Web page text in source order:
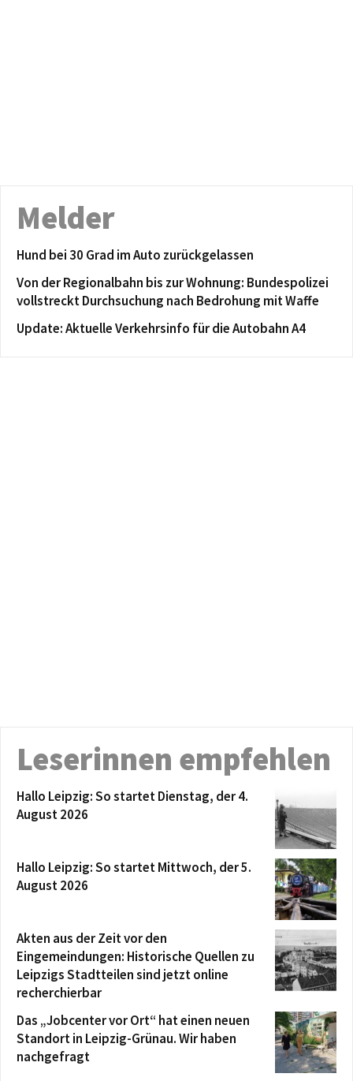
Melder
Hund bei 30 Grad im Auto zurückgelassen
Von der Regionalbahn bis zur Wohnung: Bundespolizei
vollstreckt Durchsuchung nach Bedrohung mit Waffe
Update: Aktuelle Verkehrsinfo für die Autobahn A4
Leserinnen empfehlen
Hallo Leipzig: So startet Dienstag, der 4.
August 2026
Hallo Leipzig: So startet Mittwoch, der 5.
August 2026
Akten aus der Zeit vor den
Eingemeindungen: Historische Quellen zu
Leipzigs Stadtteilen sind jetzt online
recherchierbar
Das „Jobcenter vor Ort“ hat einen neuen
Standort in Leipzig-Grünau. Wir haben
nachgefragt